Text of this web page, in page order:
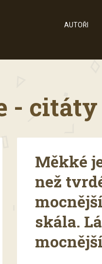
AUTOŘI
- citáty
Měkké
než
skála.